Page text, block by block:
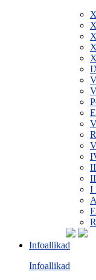
I
Infoallikad
Infoallikad